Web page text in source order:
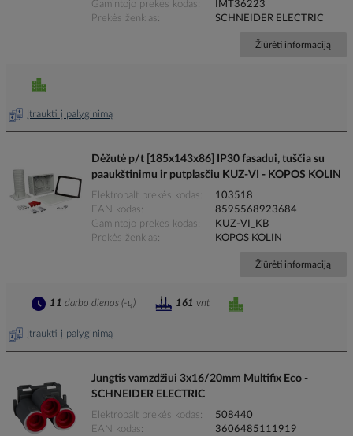
Gamintojo prekės kodas
IMT36223
Prekės ženklas
SCHNEIDER ELECTRIC
Žiūrėti informaciją
Įtraukti į palyginimą
Dėžutė p/t [185x143x86] IP30 fasadui, tuščia su
paaukštinimu ir putplasčiu KUZ-VI - KOPOS KOLIN
Elektrobalt prekės kodas
103518
EAN kodas
8595568923684
Gamintojo prekės kodas
KUZ-VI_KB
Prekės ženklas
KOPOS KOLIN
Žiūrėti informaciją
Įtraukti į palyginimą
11 darbo dienos (-ų) 161 vnt
Jungtis vamzdžiui 3x16/20mm Multifix Eco -
SCHNEIDER ELECTRIC
Elektrobalt prekės kodas
508440
EAN kodas
3606485111919